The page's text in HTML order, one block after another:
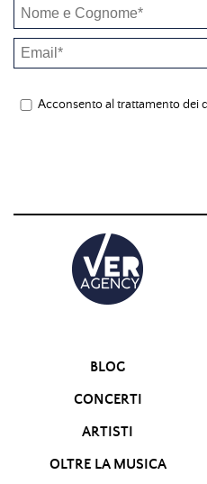
Acconsento al trattamento dei
BLOG
CONCERTI
ARTISTI
OLTRE LA MUSICA